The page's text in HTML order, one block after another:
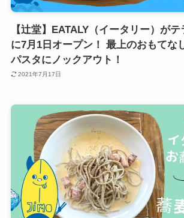
【辻堂】EATALY（イータリー）が
に7月1日オープン！ 最上のおもてな
パスタにノックアウト！
2021年7月17日